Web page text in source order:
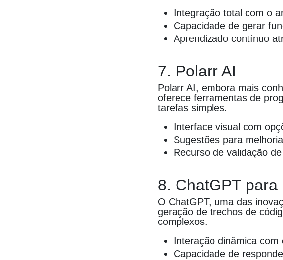
Integração total com o
Capacidade de gerar
Aprendizado contínuo
7. Polarr AI
Polarr AI, embora mais
oferece ferramentas de
tarefas simples.
Interface visual com
Sugestões para
Recurso de validação
8. ChatGPT para
O ChatGPT, uma das
geração de trechos de
complexos.
Interação dinâmica com
Capacidade de